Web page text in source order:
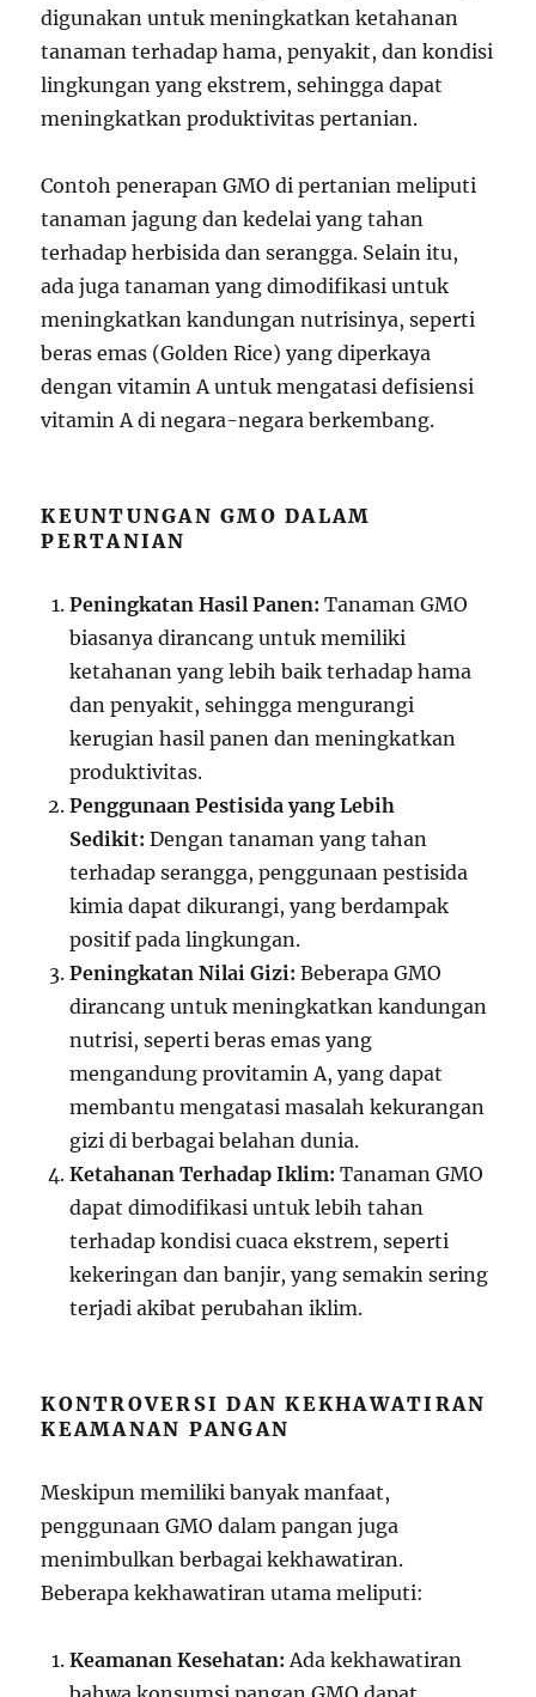
digunakan untuk meningkatkan ketahanan
tanaman terhadap hama, penyakit, dan kondisi
lingkungan yang ekstrem, sehingga dapat
meningkatkan produktivitas pertanian.
Contoh penerapan GMO di pertanian meliputi
tanaman jagung dan kedelai yang tahan
terhadap herbisida dan serangga. Selain itu,
ada juga tanaman yang dimodifikasi untuk
meningkatkan kandungan nutrisinya, seperti
beras emas (Golden Rice) yang diperkaya
dengan vitamin A untuk mengatasi defisiensi
vitamin A di negara-negara berkembang.
KEUNTUNGAN GMO DALAM
PERTANIAN
Peningkatan Hasil Panen: Tanaman GMO
biasanya dirancang untuk memiliki
ketahanan yang lebih baik terhadap hama
dan penyakit, sehingga mengurangi
kerugian hasil panen dan meningkatkan
produktivitas.
Penggunaan Pestisida yang Lebih
Sedikit: Dengan tanaman yang tahan
terhadap serangga, penggunaan pestisida
kimia dapat dikurangi, yang berdampak
positif pada lingkungan.
Peningkatan Nilai Gizi: Beberapa GMO
dirancang untuk meningkatkan kandungan
nutrisi, seperti beras emas yang
mengandung provitamin A, yang dapat
membantu mengatasi masalah kekurangan
gizi di berbagai belahan dunia.
Ketahanan Terhadap Iklim: Tanaman GMO
dapat dimodifikasi untuk lebih tahan
terhadap kondisi cuaca ekstrem, seperti
kekeringan dan banjir, yang semakin sering
terjadi akibat perubahan iklim.
KONTROVERSI DAN KEKHAWATIRAN
KEAMANAN PANGAN
Meskipun memiliki banyak manfaat,
penggunaan GMO dalam pangan juga
menimbulkan berbagai kekhawatiran.
Beberapa kekhawatiran utama meliputi:
Keamanan Kesehatan: Ada kekhawatiran